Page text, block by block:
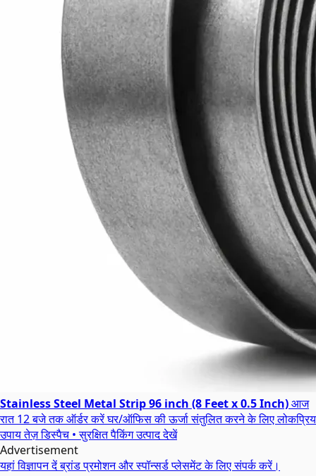
Stainless Steel Metal Strip 96 inch (8 Feet x 0.5 Inch)आज
रात 12 बजे तक ऑर्डर करेंघर/ऑफिस की ऊर्जा संतुलित करने के लिए लोकप्रिय
उपायतेज़ डिस्पैच • सुरक्षित पैकिंगउत्पाद देखें
Advertisement
यहां विज्ञापन देंब्रांड प्रमोशन और स्पॉन्सर्ड प्लेसमेंट के लिए संपर्क करें।